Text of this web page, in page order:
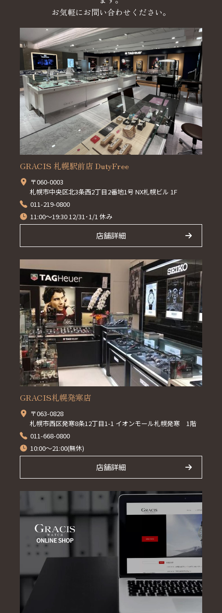
お気軽にお問い合わせください。
GRACIS 札幌駅前店 DutyFree
〒060-0003
札幌市中央区北3条西2丁目2番地1号 NX札幌ビル 1F
011-219-0800
11:00～19:30 12/31･1/1 休み
店舗詳細
GRACIS札幌発寒店
〒063-0828
札幌市西区発寒8条12丁目1-1 イオンモール札幌発寒 1階
011-668-0800
10:00～21:00(無休)
店舗詳細